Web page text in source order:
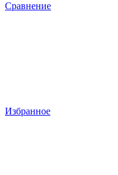
Сравнение
Избранное